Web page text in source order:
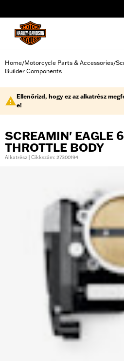
Home/Motorcycle Parts & Accessories/
Builder Components
Ellenőrizd, hogy ez az alkatrész
e!
SCREAMIN' EAGLE
THROTTLE BODY
Alkatrész | Cikkszám: 27300194